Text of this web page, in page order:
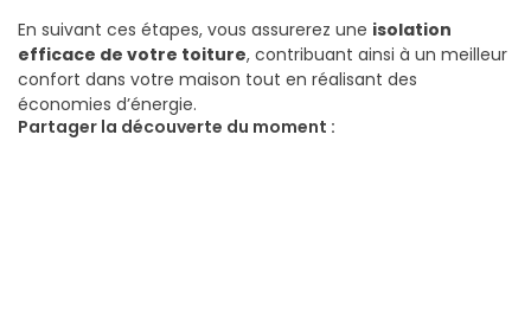
En suivant ces étapes, vous assurerez une isolation
efficace de votre toiture, contribuant ainsi à un meilleur
confort dans votre maison tout en réalisant des
économies d’énergie.
Partager la découverte du moment :